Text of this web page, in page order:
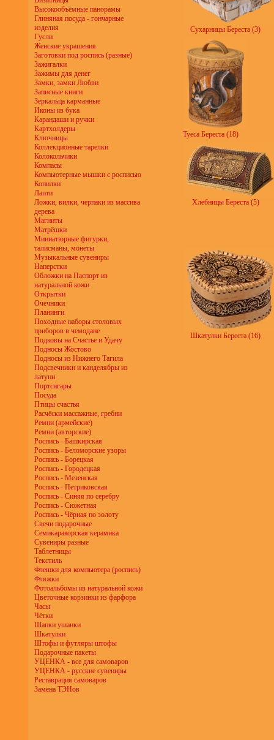
Высокообъёмные панорамы
Глиняная посуда - гончарные
изделия
Гусли
Женские украшения
Заготовки под роспись (разные)
Зажигалки
Зажимы для денег
Замки, замки Любви
Записные книги
Зеркальца карманные
Иконы из бука
Карандаши и ручки
Картхолдеры
Ключницы
Коллекционные тарелки
Колокольчики
Компасы
Компьютерные мышки с росписью
Копилки
Лапти
Ложки, вилки, черпаки из массива
дерева
Магниты
Матрёшки
Миниатюрные фигурки,
талисманы, монеты
Музыкальные сувениры
Наперстки
Обложки на Паспорт из
натуральной кожи
Открытки
Очечники
Планинги
Походные наборы столовых
приборов в чемодане
Подковы на Счастье и Удачу
Подносы Жостово
Подносы из Нижнего Тагила
Подсвечники и канделябры из
латуни
Портсигары
Посуда
Птицы счастья
Расчёски массажные, гребни
Ремни (армейские)
Ремни (авторские)
Роспись - Башкирская
Роспись - Беломорские узоры
Роспись - Борецкая
Роспись - Городецкая
Роспись - Мезенская
Роспись - Петриковская
Роспись - Синяя по серебру
Роспись - Сюжетная
Роспись - Чёрная по золоту
Свечи подарочные
Семикаракорская керамика
Сувениры разные
Таблетницы
Текстиль
Флешки для компьютера (роспись)
Фляжки
Фотоальбомы из натуральной кожи
Цветочные корзинки из фарфора
Часы
Чётки
Шапки ушанки
Шкатулки
Штофы и футляры штофы
Подарочные пакеты
УЦЕНКА - все для самоваров
УЦЕНКА - русские сувениры
Реставрация самоваров
Замена ТЭНов
Сухарницы Береста (3)
Туеса Береста (18)
Хлебницы Береста (5)
Шкатулки Береста (16)